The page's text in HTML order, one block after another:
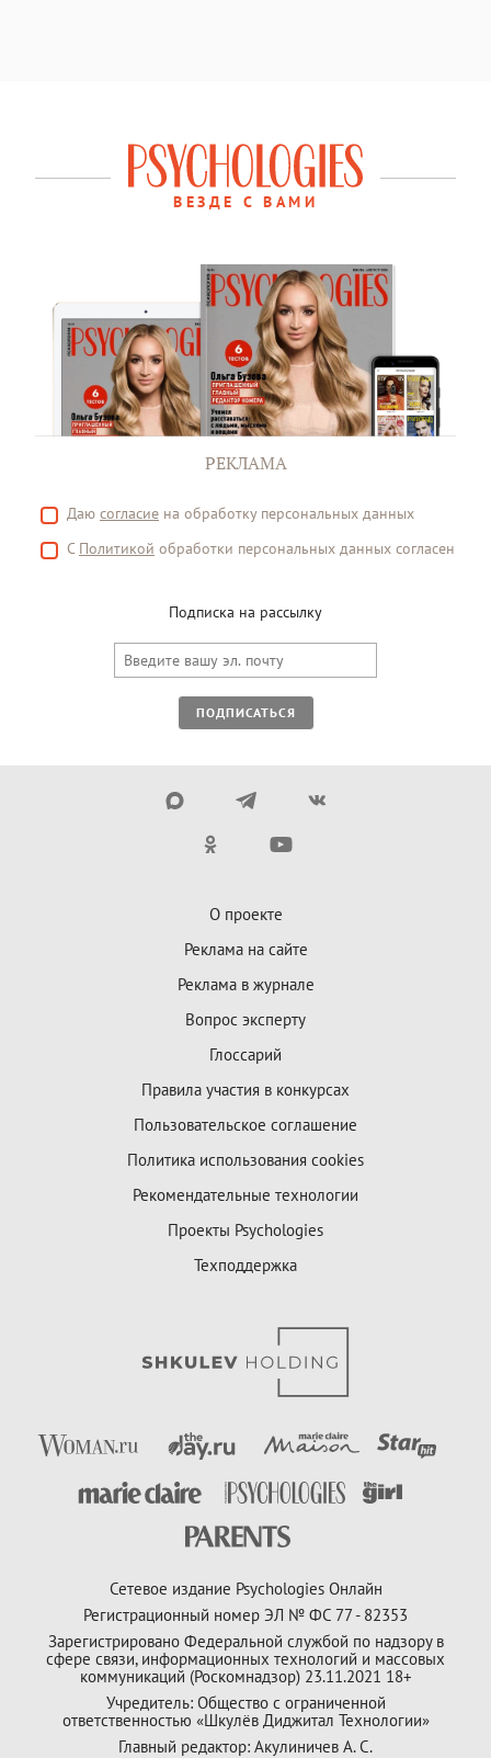
ВЕЗДЕ С ВАМИ
РЕКЛАМА
Даю согласие на обработку персональных данных
С Политикой обработки персональных данных согласен
Подписка на рассылку
ПОДПИСАТЬСЯ
О проекте
Реклама на сайте
Реклама в журнале
Вопрос эксперту
Глоссарий
Правила участия в конкурсах
Пользовательское соглашение
Политика использования cookies
Рекомендательные технологии
Проекты Psychologies
Техподдержка
Сетевое издание Psychologies Онлайн
Регистрационный номер ЭЛ № ФС 77 - 82353
Зарегистрировано Федеральной службой по надзору в
сфере связи, информационных технологий и массовых
коммуникаций (Роскомнадзор) 23.11.2021 18+
Учредитель: Общество с ограниченной
ответственностью «Шкулёв Диджитал Технологии»
Главный редактор: Акулиничев А. С.